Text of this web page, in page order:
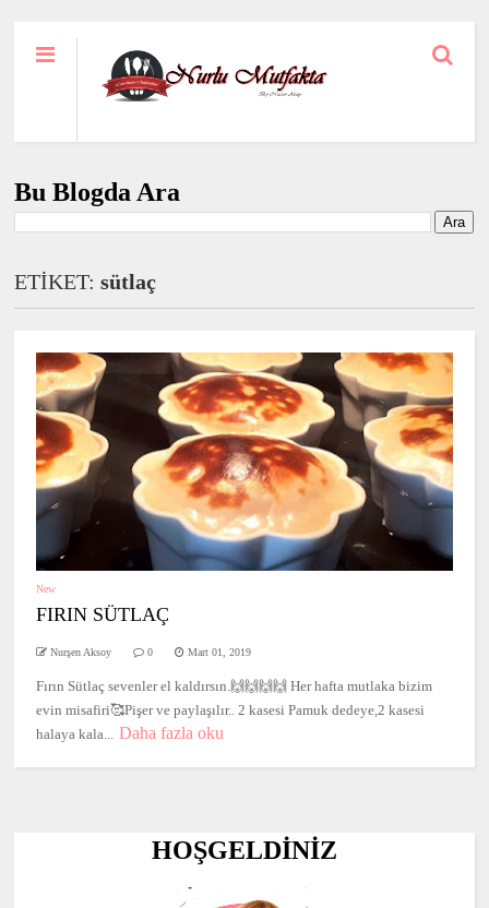
Bu Blogda Ara
ETİKET:sütlaç
New
FIRIN SÜTLAÇ
Nurşen Aksoy 0 Mart 01, 2019
Fırın Sütlaç sevenler el kaldırsın.🙌🙌🙌🙌 Her hafta mutlaka bizim
evin misafiri🥰Pişer ve paylaşılır.. 2 kasesi Pamuk dedeye,2 kasesi
halaya kala... Daha fazla oku
HOŞGELDİNİZ